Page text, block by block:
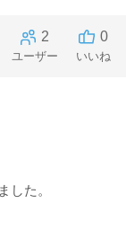
2
ユーザー
0
いいね
した。